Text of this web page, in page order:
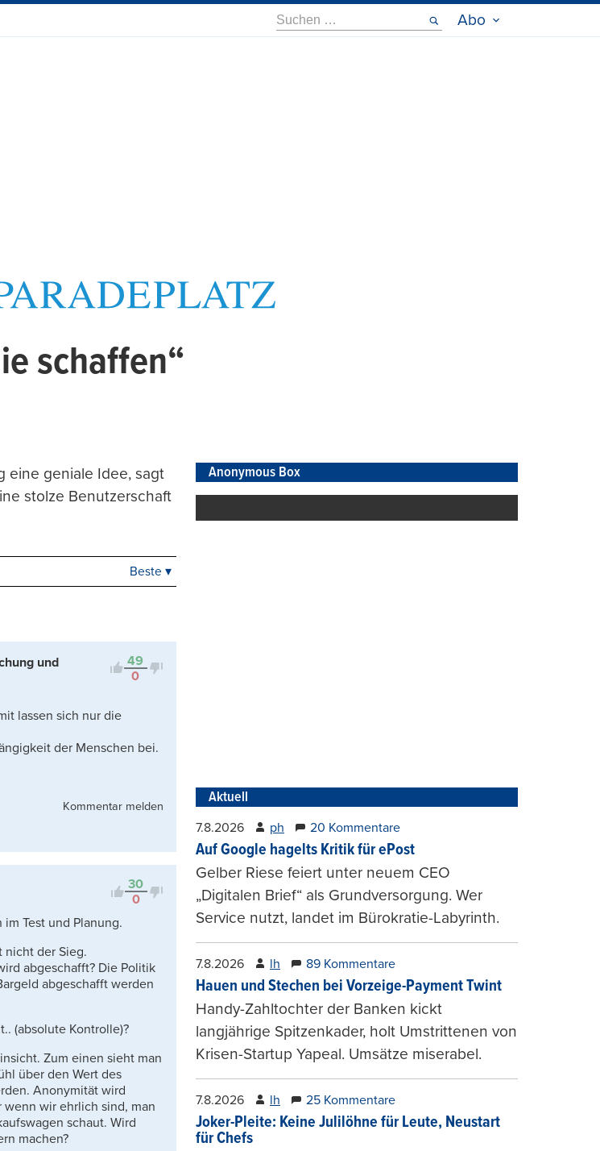
Suche
nach:
Abo
schaffen“
eine geniale Idee, sagt
stolze Benutzerschaft
Kontrovers
Beste ▾
49
0
und
lassen sich nur die
der Menschen bei.
Kommentar melden
30
0
Test und Planung.
nicht der Sieg.
abgeschafft? Die Politik
abgeschafft werden
(absolute Kontrolle)?
Zum einen sieht man
über den Wert des
Anonymität wird
wir ehrlich sind, man
schaut. Wird
machen?
Anonymous Box
Aktuell
7.8.2026 ph 20 Kommentare
Auf Google hagelts Kritik für ePost
Gelber Riese feiert unter neuem CEO
„Digitalen Brief“ als Grundversorgung. Wer
Service nutzt, landet im Bürokratie-Labyrinth.
7.8.2026 lh 89 Kommentare
Hauen und Stechen bei Vorzeige-Payment Twint
Handy-Zahltochter der Banken kickt
langjährige Spitzenkader, holt Umstrittenen von
Krisen-Startup Yapeal. Umsätze miserabel.
7.8.2026 lh 25 Kommentare
Joker-Pleite: Keine Julilöhne für Leute, Neustart
für Chefs